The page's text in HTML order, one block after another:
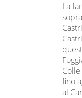
La
fino
al